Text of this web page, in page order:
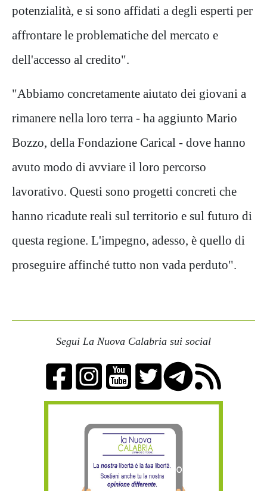
potenzialità, e si sono affidati a degli esperti per
affrontare le problematiche del mercato e
dell'accesso al credito".
"Abbiamo concretamente aiutato dei giovani a
rimanere nella loro terra - ha aggiunto Mario
Bozzo, della Fondazione Carical - dove hanno
avuto modo di avviare il loro percorso
lavorativo. Questi sono progetti concreti che
hanno ricadute reali sul territorio e sul futuro di
questa regione. L'impegno, adesso, è quello di
proseguire affinché tutto non vada perduto".
Segui La Nuova Calabria sui social